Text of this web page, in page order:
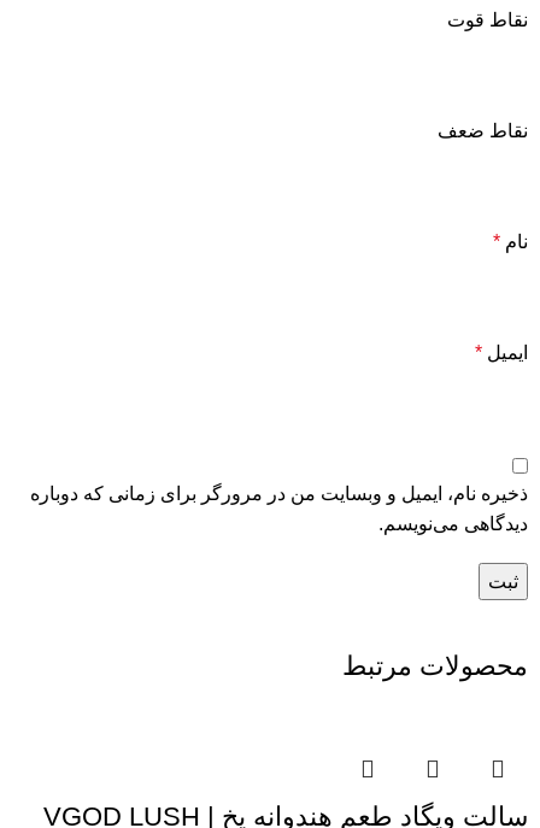
نقاط قوت
نقاط ضعف
نام *
ایمیل *
ذخیره نام، ایمیل و وبسایت من در مرورگر برای زمانی که دوباره
دیدگاهی می‌نویسم.
محصولات مرتبط
سالت ویگاد طعم هندوانه یخ | VGOD LUSH